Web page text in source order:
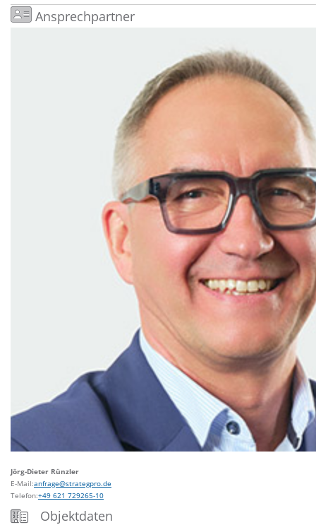
Ansprechpartner
Jörg-Dieter Rünzler
E-Mail:anfrage@strategpro.de
Telefon:+49 621 729265-10
Objektdaten